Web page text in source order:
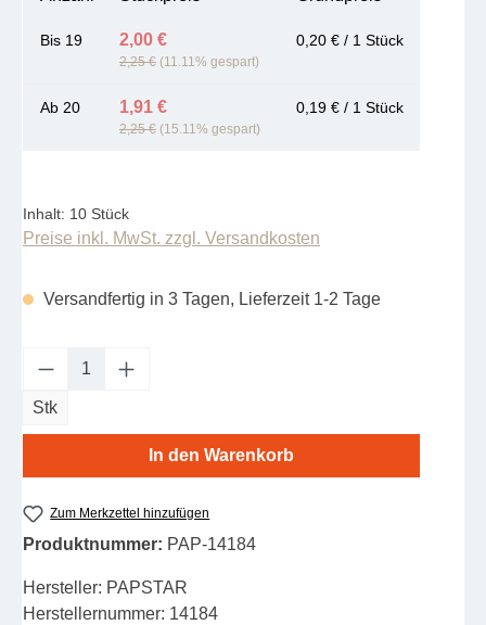
Bis 19 2,00 €
2,25 € (11.11% gespart)
0,20 € / 1 Stück
Ab 20 1,91 €
2,25 € (15.11% gespart)
0,19 € / 1 Stück
Inhalt: 10 Stück
Preise inkl. MwSt. zzgl. Versandkosten
Versandfertig in 3 Tagen, Lieferzeit 1-2 Tage
Produkt Anzahl: Gib den gewünschten
Stk
In den Warenkorb
Zum Merkzettel hinzufügen
Produktnummer: PAP-14184
Hersteller: PAPSTAR
Herstellernummer: 14184